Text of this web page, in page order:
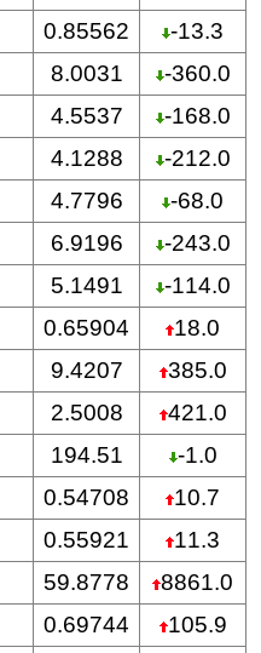
0.85562
-13.3
8.0031
-360.0
4.5537
-168.0
4.1288
-212.0
4.7796
-68.0
6.9196
-243.0
5.1491
-114.0
0.65904
18.0
9.4207
385.0
2.5008
421.0
194.51
-1.0
0.54708
10.7
0.55921
11.3
59.8778
8861.0
0.69744
105.9